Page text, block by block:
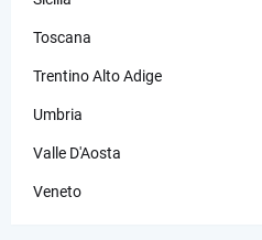
Toscana
Trentino Alto Adige
Umbria
Valle D'Aosta
Veneto